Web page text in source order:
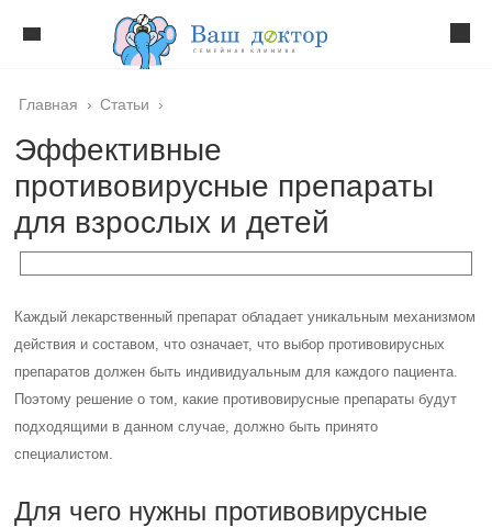
Главная › Статьи ›
Эффективные
противовирусные препараты
для взрослых и детей
Каждый лекарственный препарат обладает уникальным механизмом
действия и составом, что означает, что выбор противовирусных
препаратов должен быть индивидуальным для каждого пациента.
Поэтому решение о том, какие противовирусные препараты будут
подходящими в данном случае, должно быть принято
специалистом.
Для чего нужны противовирусные